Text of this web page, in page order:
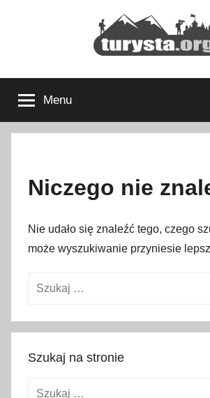
Turysta.org
podróżniczy
i
portal
Menu
Niczego nie
Nie udało się znaleźć tego, czego
może wyszukiwanie przyniesie
Szukaj:
Szukaj na stronie
Szukaj: